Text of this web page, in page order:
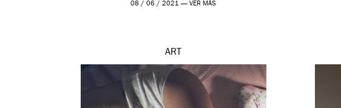
08 / 06 / 2021 —VER MÁS
ART